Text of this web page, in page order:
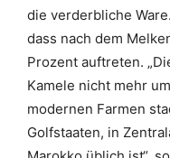
die verderbliche
dass nach dem
Prozent auftreten.
Kamele nicht mehr
modernen Farmen
Golfstaaten, in